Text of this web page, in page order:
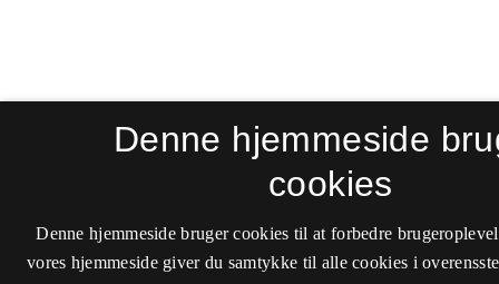
Denne hjemmeside
cookies
Denne hjemmeside bruger cookies til at forbedre
vores hjemmeside giver du samtykke til alle cookies i